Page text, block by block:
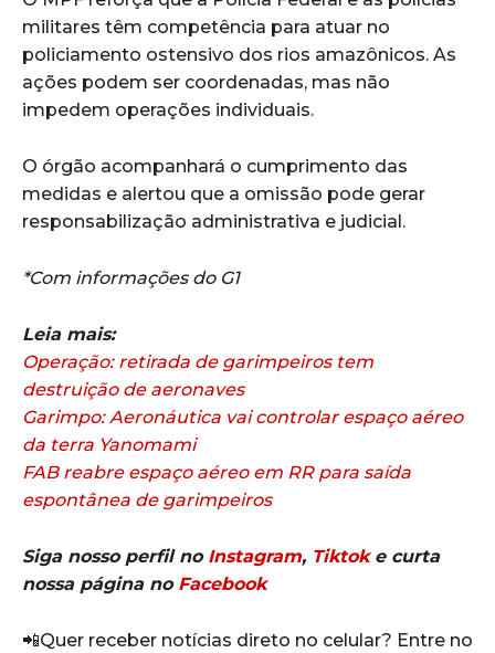
militares têm competência para atuar no
policiamento ostensivo dos rios amazônicos. As
ações podem ser coordenadas, mas não
impedem operações individuais.
O órgão acompanhará o cumprimento das
medidas e alertou que a omissão pode gerar
responsabilização administrativa e judicial.
*Com informações do G1
Leia mais:
Operação: retirada de garimpeiros tem
destruição de aeronaves
Garimpo: Aeronáutica vai controlar espaço aéreo
da terra Yanomami
FAB reabre espaço aéreo em RR para saída
espontânea de garimpeiros
Siga nosso perfil no Instagram, Tiktoke curta
nossa página no Facebook
📲Quer receber notícias direto no celular? Entre no